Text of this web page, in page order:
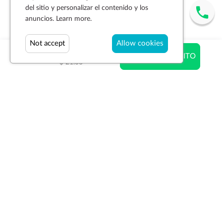
$ 20.37
$ 21.00
AÑADIR AL CARRITO
del sitio y personalizar el contenido y los
anuncios. Learn more.
Allow cookies
Not accept